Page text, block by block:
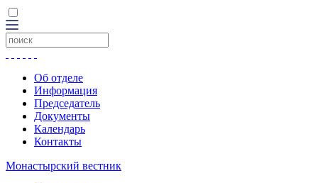
Об отделе
Информация
Председатель
Документы
Календарь
Контакты
Монастырский вестник